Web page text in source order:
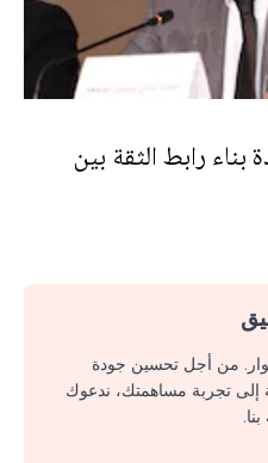
رابط الثقة بين
من أجل تحسين جودة
إلى تجربة مساهمتك، ندعوك